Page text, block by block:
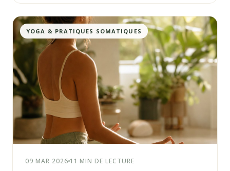
YOGA & PRATIQUES SOMATIQUES
09 MAR 2026 11 MIN DE LECTURE